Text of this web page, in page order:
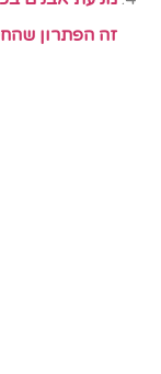
זה הפתרון